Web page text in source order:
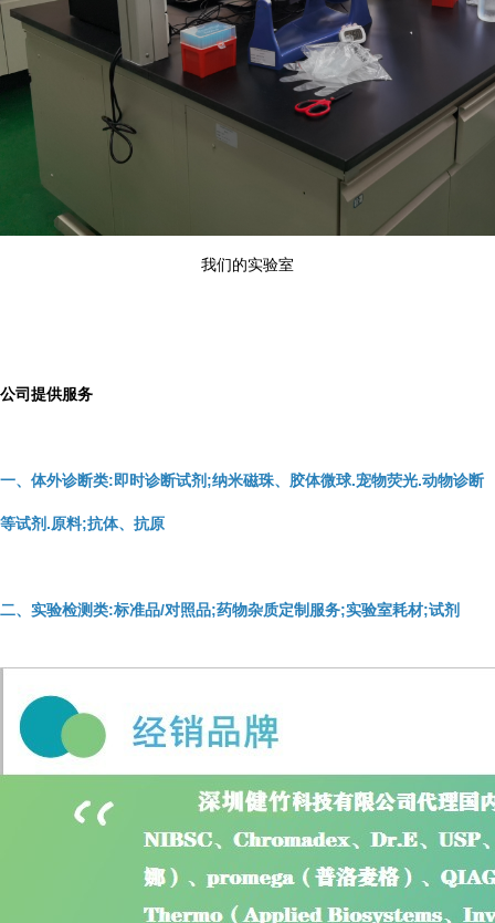
我们的实验室
公司提供服务
一、体外诊断类:即时诊断试剂;纳米磁珠、胶体微球.宠物荧光.动物诊断
等试剂.原料;抗体、抗原
二、实验检测类:标准品/对照品;药物杂质定制服务;实验室耗材;试剂